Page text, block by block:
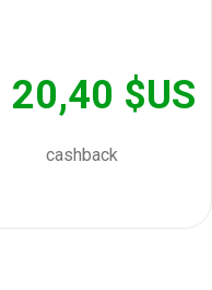
20,40 $US
cashback